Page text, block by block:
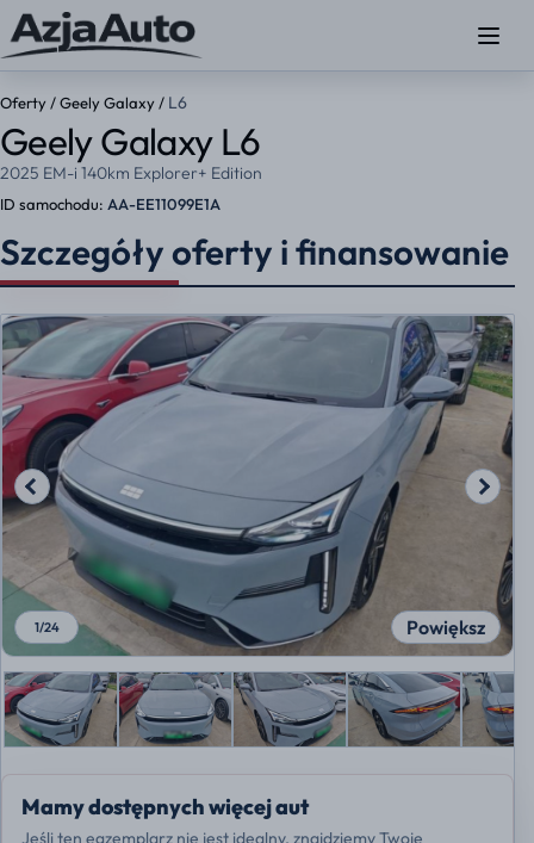
Oferty /Geely Galaxy / L6
Geely Galaxy L6
2025 EM-i 140km Explorer+ Edition
ID samochodu: AA-EE11099E1A
Szczegóły oferty i finansowanie
Powiększ
1/24
Mamy dostępnych więcej aut
Jeśli ten egzemplarz nie jest idealny, znajdziemy Twoje